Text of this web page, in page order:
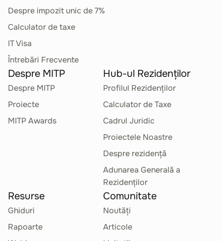
Despre impozit unic de 7%
Calculator de taxe
IT Visa
Întrebări Frecvente
Despre MITP
Despre MITP
Proiecte
MITP Awards
Hub-ul Rezidenților
Profilul Rezidenților
Calculator de Taxe
Cadrul Juridic
Proiectele Noastre
Despre rezidență
Adunarea Generală a
Rezidenților
Resurse
Ghiduri
Rapoarte
Comunitate
Noutăți
Articole